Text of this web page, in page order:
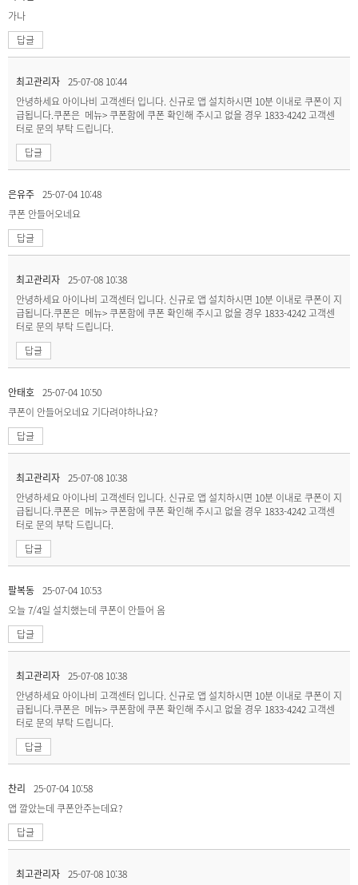
가나
답글
최고관리자 25-07-08 10:44
안녕하세요 아이나비 고객센터 입니다. 신규로 앱 설치하시면 10분 이내로 쿠폰이 지
급됩니다.쿠폰은 메뉴> 쿠폰함에 쿠폰 확인해 주시고 없을 경우 1833-4242 고객센
터로 문의 부탁 드립니다.
답글
은유주 25-07-04 10:48
쿠폰 안들어오네요
답글
최고관리자 25-07-08 10:38
안녕하세요 아이나비 고객센터 입니다. 신규로 앱 설치하시면 10분 이내로 쿠폰이 지
급됩니다.쿠폰은 메뉴> 쿠폰함에 쿠폰 확인해 주시고 없을 경우 1833-4242 고객센
터로 문의 부탁 드립니다.
답글
안태호 25-07-04 10:50
쿠폰이 안들어오네요 기다려야하나요?
답글
최고관리자 25-07-08 10:38
안녕하세요 아이나비 고객센터 입니다. 신규로 앱 설치하시면 10분 이내로 쿠폰이 지
급됩니다.쿠폰은 메뉴> 쿠폰함에 쿠폰 확인해 주시고 없을 경우 1833-4242 고객센
터로 문의 부탁 드립니다.
답글
팔복동 25-07-04 10:53
오늘 7/4일 설치했는데 쿠폰이 안들어 옴
답글
최고관리자 25-07-08 10:38
안녕하세요 아이나비 고객센터 입니다. 신규로 앱 설치하시면 10분 이내로 쿠폰이 지
급됩니다.쿠폰은 메뉴> 쿠폰함에 쿠폰 확인해 주시고 없을 경우 1833-4242 고객센
터로 문의 부탁 드립니다.
답글
찬리
25-07-04 10:58
앱 깔았는데 쿠폰안주는데요?
답글
최고관리자 25-07-08 10:38